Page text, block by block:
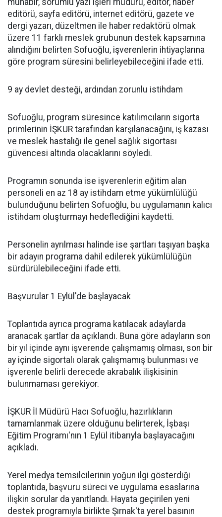
editörü, sayfa editörü, internet editörü, gazete ve
dergi yazarı, düzeltmen ile haber redaktörü olmak
üzere 11 farklı meslek grubunun destek kapsamına
alındığını belirten Sofuoğlu, işverenlerin ihtiyaçlarına
göre program süresini belirleyebileceğini ifade etti.
9 ay devlet desteği, ardından zorunlu istihdam
Sofuoğlu, program süresince katılımcıların sigorta
primlerinin İŞKUR tarafından karşılanacağını, iş kazası
ve meslek hastalığı ile genel sağlık sigortası
güvencesi altında olacaklarını söyledi.
Programın sonunda ise işverenlerin eğitim alan
personeli en az 18 ay istihdam etme yükümlülüğü
bulunduğunu belirten Sofuoğlu, bu uygulamanın kalıcı
istihdam oluşturmayı hedeflediğini kaydetti.
Personelin ayrılması halinde ise şartları taşıyan başka
bir adayın programa dahil edilerek yükümlülüğün
sürdürülebileceğini ifade etti.
Başvurular 1 Eylül'de başlayacak
Toplantıda ayrıca programa katılacak adaylarda
aranacak şartlar da açıklandı. Buna göre adayların son
bir yıl içinde aynı işverende çalışmamış olması, son bir
ay içinde sigortalı olarak çalışmamış bulunması ve
işverenle belirli derecede akrabalık ilişkisinin
bulunmaması gerekiyor.
İŞKUR İl Müdürü Hacı Sofuoğlu, hazırlıkların
tamamlanmak üzere olduğunu belirterek, İşbaşı
Eğitim Programı'nın 1 Eylül itibarıyla başlayacağını
açıkladı.
Yerel medya temsilcilerinin yoğun ilgi gösterdiği
toplantıda, başvuru süreci ve uygulama esaslarına
ilişkin sorular da yanıtlandı. Hayata geçirilen yeni
destek programıyla birlikte Şırnak'ta yerel basının